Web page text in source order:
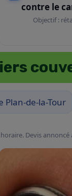
contre le
Objectif :
Plan-de-la-Tour
Devis